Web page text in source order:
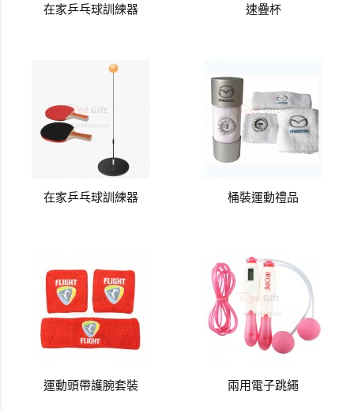
在家乒乓球訓練器 速疊杯
在家乒乓球訓練器 桶裝運動禮品
運動頭帶護腕套裝 兩用電子跳繩